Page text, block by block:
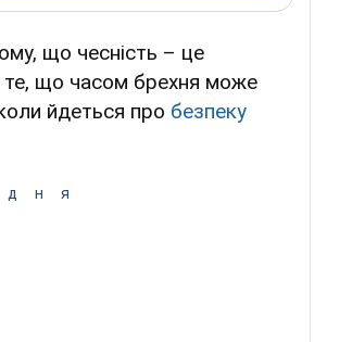
що чесність – це
те, що часом брехня може
йдеться про безпеку